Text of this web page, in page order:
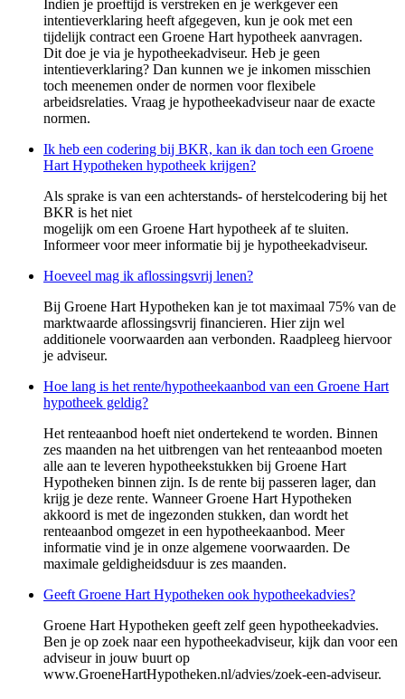
Indien je proeftijd is verstreken en je werkgever een
intentieverklaring heeft afgegeven, kun je ook met een
tijdelijk contract een Groene Hart hypotheek aanvragen.
Dit doe je via je hypotheekadviseur. Heb je geen
intentieverklaring? Dan kunnen we je inkomen misschien
toch meenemen onder de normen voor flexibele
arbeidsrelaties. Vraag je hypotheekadviseur naar de exacte
normen.
Ik heb een codering bij BKR, kan ik dan toch een Groene
Hart Hypotheken hypotheek krijgen?
Als sprake is van een achterstands- of herstelcodering bij het
BKR is het niet
mogelijk om een Groene Hart hypotheek af te sluiten.
Informeer voor meer informatie bij je hypotheekadviseur.
Hoeveel mag ik aflossingsvrij lenen?
Bij Groene Hart Hypotheken kan je tot maximaal 75% van de
marktwaarde aflossingsvrij financieren. Hier zijn wel
additionele voorwaarden aan verbonden. Raadpleeg hiervoor
je adviseur.
Hoe lang is het rente/hypotheekaanbod van een Groene Hart
hypotheek geldig?
Het renteaanbod hoeft niet ondertekend te worden. Binnen
zes maanden na het uitbrengen van het renteaanbod moeten
alle aan te leveren hypotheekstukken bij Groene Hart
Hypotheken binnen zijn. Is de rente bij passeren lager, dan
krijg je deze rente. Wanneer Groene Hart Hypotheken
akkoord is met de ingezonden stukken, dan wordt het
renteaanbod omgezet in een hypotheekaanbod. Meer
informatie vind je in onze algemene voorwaarden. De
maximale geldigheidsduur is zes maanden.
Geeft Groene Hart Hypotheken ook hypotheekadvies?
Groene Hart Hypotheken geeft zelf geen hypotheekadvies.
Ben je op zoek naar een hypotheekadviseur, kijk dan voor een
adviseur in jouw buurt op
www.GroeneHartHypotheken.nl/advies/zoek-een-adviseur.